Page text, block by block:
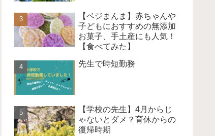
【ベジまんま】赤ちゃんや
子どもにおすすめの無添加
お菓子、手土産にも人気！
【食べてみた】
先生で時短勤務
【学校の先生】4月からじ
ゃないとダメ？育休からの
復帰時期